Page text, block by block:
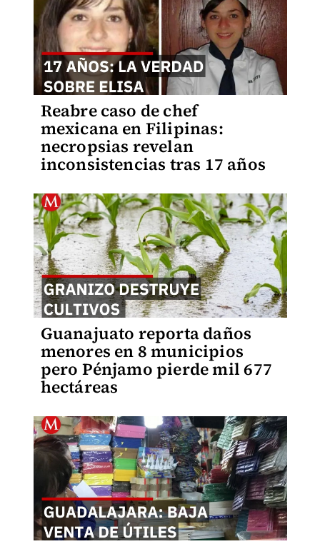
Reabre caso de chef
mexicana en Filipinas:
necropsias revelan
inconsistencias tras 17 años
Guanajuato reporta daños
menores en 8 municipios
pero Pénjamo pierde mil 677
hectáreas